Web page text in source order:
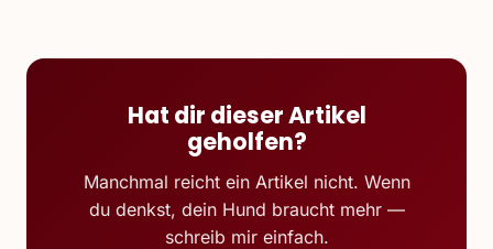
Hat dir dieser Artikel
geholfen?
Manchmal reicht ein Artikel nicht. Wenn
du denkst, dein Hund braucht mehr —
schreib mir einfach.